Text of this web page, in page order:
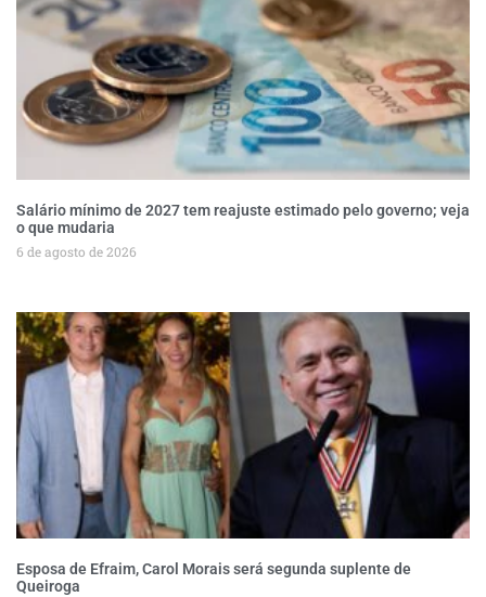
Salário mínimo de 2027 tem reajuste estimado pelo governo; veja
o que mudaria
6 de agosto de 2026
Esposa de Efraim, Carol Morais será segunda suplente de
Queiroga